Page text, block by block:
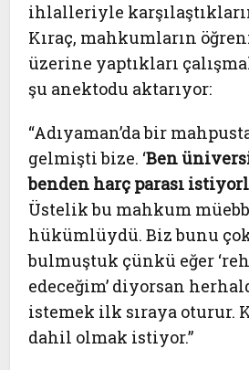
ihlalleriyle
Kıraç, mahkumların
üzerine yaptıkları
şu anektodu aktarıyor:
“Adıyaman’da bir
gelmişti bize. ‘Ben
benden harç parası
Üstelik bu mahkum
hükümlüydü. Biz bunu
bulmuştuk çünkü eğer
edeceğim’ diyorsan
istemek ilk sıraya oturur.
dahil olmak istiyor.”